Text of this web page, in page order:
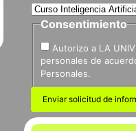
Consentimiento
Autorizo a LA
personales de
Personales.